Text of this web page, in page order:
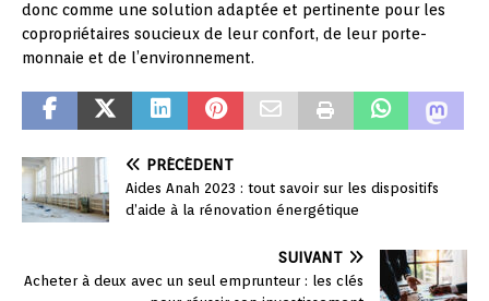
donc comme une solution adaptée et pertinente pour les
copropriétaires soucieux de leur confort, de leur porte-
monnaie et de l’environnement.
PRÉCÉDENT
Aides Anah 2023 : tout savoir sur les dispositifs
d’aide à la rénovation énergétique
SUIVANT
Acheter à deux avec un seul emprunteur : les clés